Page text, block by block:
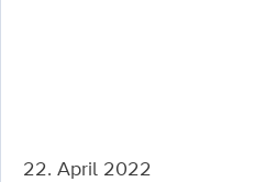
22. April 2022